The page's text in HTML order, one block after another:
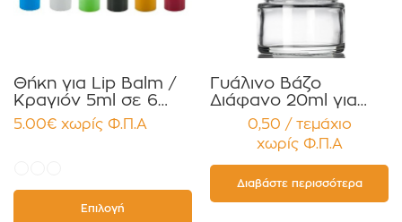
Θήκη για Lip Balm /
Κραγιόν 5ml σε 6
χρώματα Πακέτο
10τεμ.
5.00€ χωρίς Φ.Π.Α
Επιλογή
Γυάλινο Βάζο
Διάφανο 20ml για
Κρέμες και
Κηραλοιφές με
Μαύρο Γυαλιστερό
Καπάκι Παρέμβυσμα
Συσκευασία 12
τεμαχίων
0,50 / τεμάχιο
χωρίς Φ.Π.Α
Διαβάστε περισσότερα